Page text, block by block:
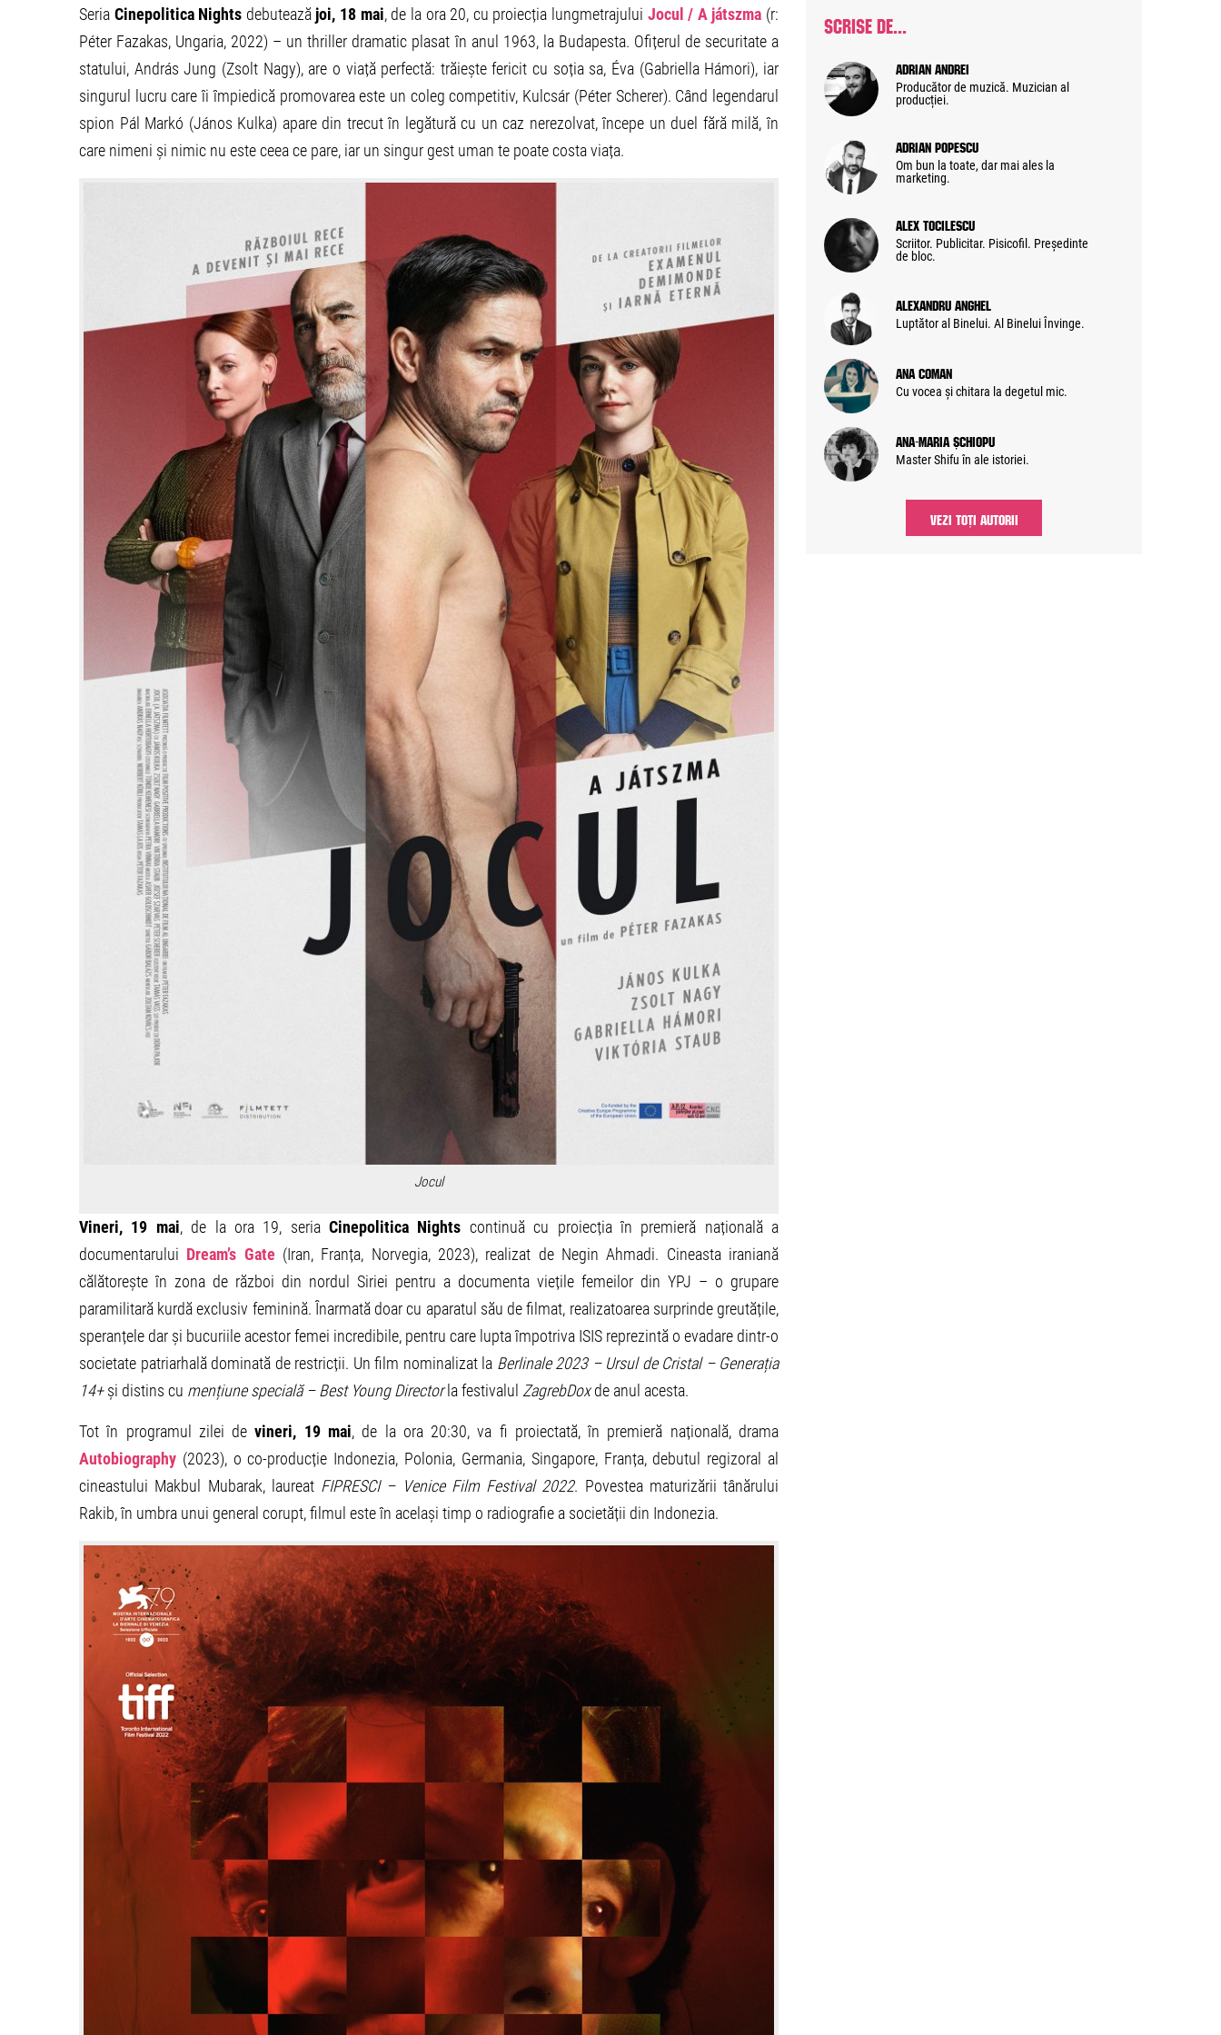
Seria Cinepolitica Nights debutează joi, 18 mai, de la ora 20, cu proiecția lungmetrajului Jocul / A játszma (r:
Péter Fazakas, Ungaria, 2022) – un thriller dramatic plasat în anul 1963, la Budapesta. Ofițerul de securitate a
statului, András Jung (Zsolt Nagy), are o viață perfectă: trăiește fericit cu soția sa, Éva (Gabriella Hámori), iar
singurul lucru care îi împiedică promovarea este un coleg competitiv, Kulcsár (Péter Scherer). Când legendarul
spion Pál Markó (János Kulka) apare din trecut în legătură cu un caz nerezolvat, începe un duel fără milă, în
care nimeni și nimic nu este ceea ce pare, iar un singur gest uman te poate costa viața.
Jocul
Vineri, 19 mai, de la ora 19, seria Cinepolitica Nights continuă cu proiecția în premieră națională a
documentarului Dream’s Gate (Iran, Franța, Norvegia, 2023), realizat de Negin Ahmadi. Cineasta iraniană
călătorește în zona de război din nordul Siriei pentru a documenta viețile femeilor din YPJ – o grupare
paramilitară kurdă exclusiv feminină. Înarmată doar cu aparatul său de filmat, realizatoarea surprinde greutățile,
speranțele dar și bucuriile acestor femei incredibile, pentru care lupta împotriva ISIS reprezintă o evadare dintr-o
societate patriarhală dominată de restricții. Un film nominalizat la Berlinale 2023 – Ursul de Cristal – Generația
14+și distins cu mențiune specială – Best Young Directorla festivalul ZagrebDoxde anul acesta.
Tot în programul zilei devineri, 19 mai, de la ora 20:30, va fi proiectată, în premieră națională, drama
Autobiography (2023), o co-producție Indonezia, Polonia, Germania, Singapore, Franța, debutul regizoral al
cineastului Makbul Mubarak, laureat FIPRESCI – Venice Film Festival 2022. Povestea maturizării tânărului
Rakib, în umbra unui general corupt, filmul este în același timp o radiografie a societății din Indonezia.
SCRISE DE...
Adrian Andrei
Producător de muzică. Muzician al
producției.
Adrian Popescu
Om bun la toate, dar mai ales la
marketing.
Alex Tocilescu
Scriitor. Publicitar. Pisicofil. Președinte
de bloc.
Alexandru Anghel
Luptător al Binelui. Al Binelui Învinge.
Ana Coman
Cu vocea și chitara la degetul mic.
Ana-Maria Șchiopu
Master Shifu în ale istoriei.
VEZI TOȚI AUTORII